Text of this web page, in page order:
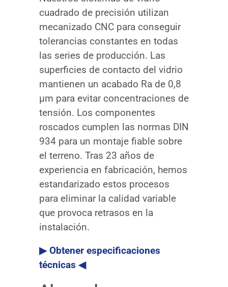
cuadrado de precisión utilizan
mecanizado CNC para conseguir
tolerancias constantes en todas
las series de producción. Las
superficies de contacto del vidrio
mantienen un acabado Ra de 0,8
μm para evitar concentraciones de
tensión. Los componentes
roscados cumplen las normas DIN
934 para un montaje fiable sobre
el terreno. Tras 23 años de
experiencia en fabricación, hemos
estandarizado estos procesos
para eliminar la calidad variable
que provoca retrasos en la
instalación.
▶ Obtener especificaciones
técnicas ◀